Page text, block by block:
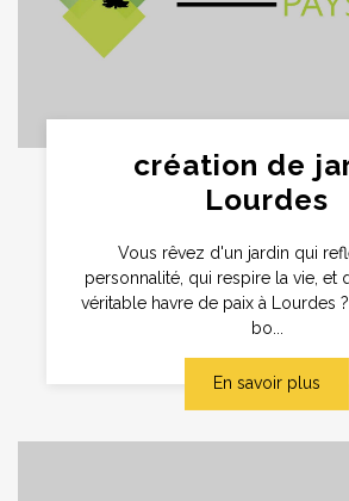
création de
Lourdes
Vous rêvez d'un jardin qui
personnalité, qui respire la vie, et
véritable havre de paix à Lourdes
bo...
En savoir plus